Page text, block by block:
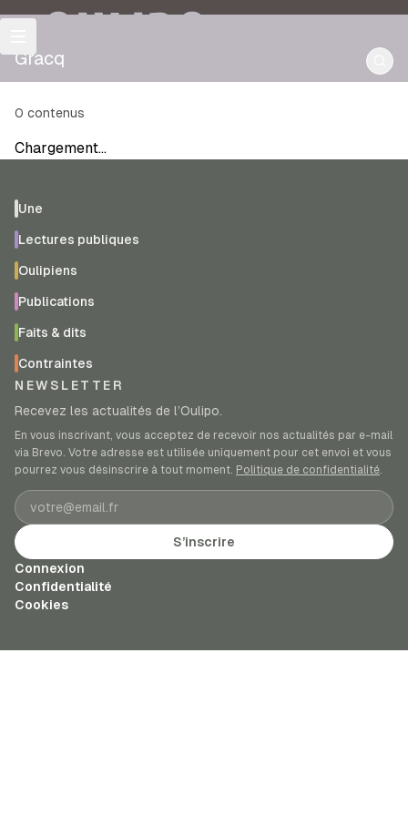
OULIPO
Gracq
0 contenus
Chargement…
Une
Lectures publiques
Oulipiens
Publications
Faits & dits
Contraintes
NEWSLETTER
Recevez les actualités de l’Oulipo.
En vous inscrivant, vous acceptez de recevoir nos actualités par e-mail
via Brevo. Votre adresse est utilisée uniquement pour cet envoi et vous
pourrez vous désinscrire à tout moment. Politique de confidentialité.
Adresse e-mail
S’inscrire
Connexion
Confidentialité
Cookies